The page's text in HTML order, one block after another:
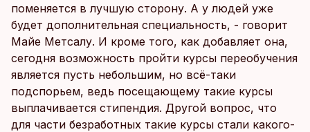
поменяется в лучшую сторону. А у людей уже
будет дополнительная специальность, - говорит
Майе Метсалу. И кроме того, как добавляет она,
сегодня возможность пройти курсы переобучения
является пусть небольшим, но всё-таки
подспорьем, ведь посещающему такие курсы
выплачивается стипендия. Другой вопрос, что
для части безработных такие курсы стали какого-